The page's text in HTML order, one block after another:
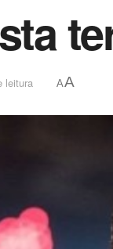
leitura AA